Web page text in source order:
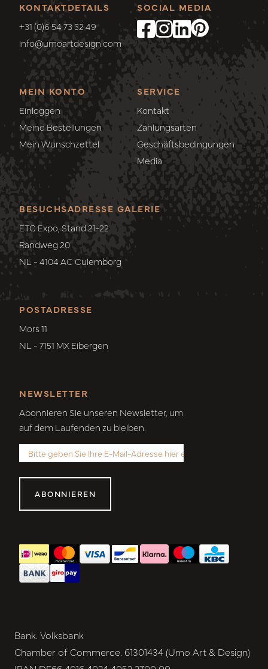
KONTAKTDETAILS
+31 (0)6 54 73 32 49
info@umoartdesign.com
MEIN KONTO
Einloggen
Meine Bestellungen
Mein Wunschzettel
SERVICE
Kontakt
Zahlungsarten
Geschäftsbedingungen
Media
SOCIAL MEDIA
POSTADRESSE
Mors 11
NL - 7151 MX Eibergen
BESUCHSADRESSE GALERIE
ETC Expo, Stand 21-22
Randweg 20
NL - 4104 AC Culemborg
NEWSLETTER
Abonnieren Sie unseren Newsletter, um
auf dem Laufenden zu bleiben.
ABONNIEREN
Bank. Volksbank
Chamber of Commerce. 61301434 (Umo Art & Design)